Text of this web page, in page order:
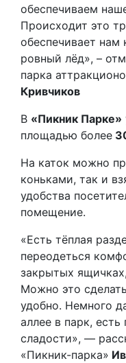
обеспечиваем
Происходит это
обеспечивает нам
ровный лёд», –
парка
Кривчиков
В «Пикник Парке»
площадью более
На каток можно
коньками, так и
удобства
помещение.
«Есть тёплая
переодеться
закрытых
Можно это
удобно. Немного
аллее в парк,
сладости», —
«Пикник-парка»